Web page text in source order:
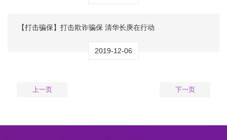
【打击骗保】打击欺诈骗保 清华长庚在行动
2019-12-06
上一页 下一页